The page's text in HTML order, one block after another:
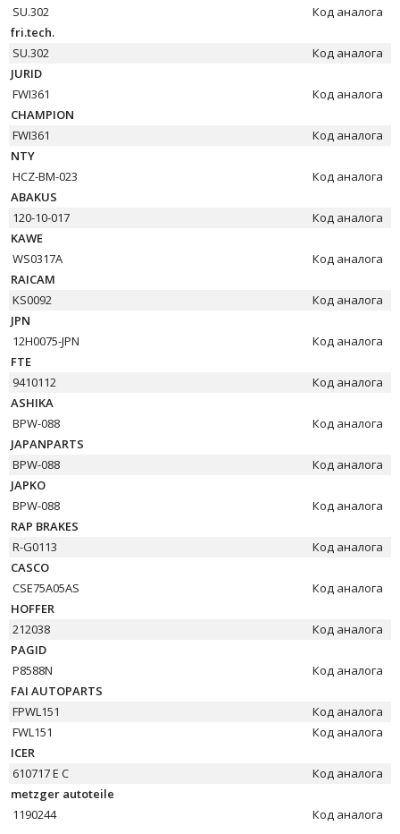
SU.302
Код аналога
fri.tech.
SU.302
Код аналога
JURID
FWI361
Код аналога
CHAMPION
FWI361
Код аналога
NTY
HCZ-BM-023
Код аналога
ABAKUS
120-10-017
Код аналога
KAWE
WS0317A
Код аналога
RAICAM
KS0092
Код аналога
JPN
12H0075-JPN
Код аналога
FTE
9410112
Код аналога
ASHIKA
BPW-088
Код аналога
JAPANPARTS
BPW-088
Код аналога
JAPKO
BPW-088
Код аналога
RAP BRAKES
R-G0113
Код аналога
CASCO
CSE75A05AS
Код аналога
HOFFER
212038
Код аналога
PAGID
P8588N
Код аналога
FAI AUTOPARTS
FPWL151
Код аналога
FWL151
Код аналога
ICER
610717 E C
Код аналога
metzger autoteile
1190244
Код аналога